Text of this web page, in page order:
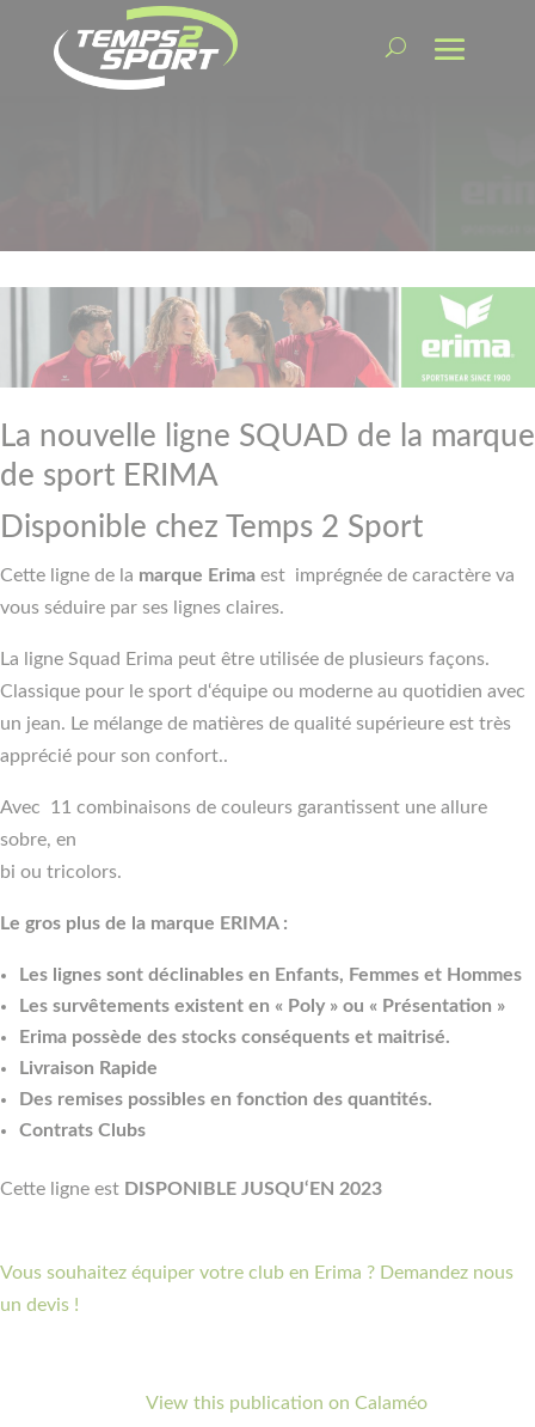
La nouvelle ligne SQUAD de la marque
de sport ERIMA
Disponible chez Temps 2 Sport
Cette ligne de la marque Erima est imprégnée de caractère va
vous séduire par ses lignes claires.
La ligne Squad Erima peut être utilisée de plusieurs façons.
Classique pour le sport d‘équipe ou moderne au quotidien avec
un jean. Le mélange de matières de qualité supérieure est très
apprécié pour son confort..
Avec 11 combinaisons de couleurs garantissent une allure
sobre, en
bi ou tricolors.
Le gros plus de la marque ERIMA :
Les lignes sont déclinables en Enfants, Femmes et Hommes
Les survêtements existent en « Poly » ou « Présentation »
Erima possède des stocks conséquents et maitrisé.
Livraison Rapide
Des remises possibles en fonction des quantités.
Contrats Clubs
Cette ligne est DISPONIBLE JUSQU‘EN 2023
Vous souhaitez équiper votre club en Erima ? Demandez nous
un devis !
View this publication on Calaméo